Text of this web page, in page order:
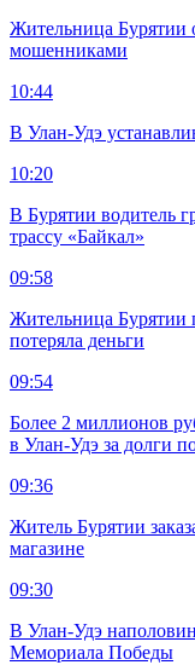
Жительница Бурятии
мошенниками
10:44
В Улан-Удэ
10:20
В Бурятии водитель
трассу «Байкал»
09:58
Жительница Бурятии
потеряла деньги
09:54
Более 2 миллионов
в Улан-Удэ за долги
09:36
Житель Бурятии
магазине
09:30
В Улан-Удэ
Мемориала Победы